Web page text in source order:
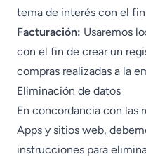
tema de interés con el
Facturación: Usaremos
con el fin de crear un
compras realizadas a la
Eliminación de datos
En concordancia con las
Apps y sitios web,
instrucciones para